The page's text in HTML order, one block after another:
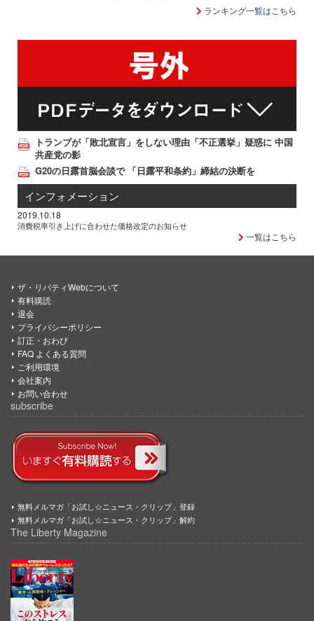
ランキング一覧はこちら
トランプが「敗北宣言」をしない理由「不正選挙」疑惑に 中国
共産党の影
G20の日露首脳会談で 「日露平和条約」締結の決断を
インフォメーション
2019.10.18
消費税率引き上げに合わせた価格改定のお知らせ
一覧はこちら
ザ・リバティWebについて
有料購読
退会
プライバシーポリシー
訂正・おわび
FAQ よくある質問
ご利用環境
会社案内
お問い合わせ
subscribe
無料メルマガ「お試し☆ニュース・クリップ」登録
無料メルマガ「お試し☆ニュース・クリップ」解約
The Liberty Magazine